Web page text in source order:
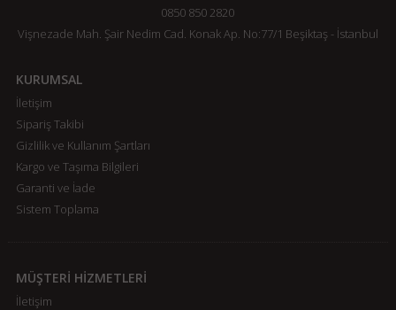
0850 850 2820
Vişnezade Mah. Şair Nedim Cad. Konak Ap. No:77/1 Beşiktaş - İstanbul
KURUMSAL
İletişim
Sipariş Takibi
Gizlilik ve Kullanım Şartları
Kargo ve Taşıma Bilgileri
Garanti ve İade
Sistem Toplama
MÜŞTERİ HİZMETLERİ
İletişim